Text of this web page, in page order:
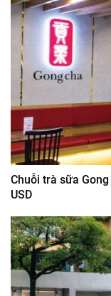
Chuỗi trà sữa
USD